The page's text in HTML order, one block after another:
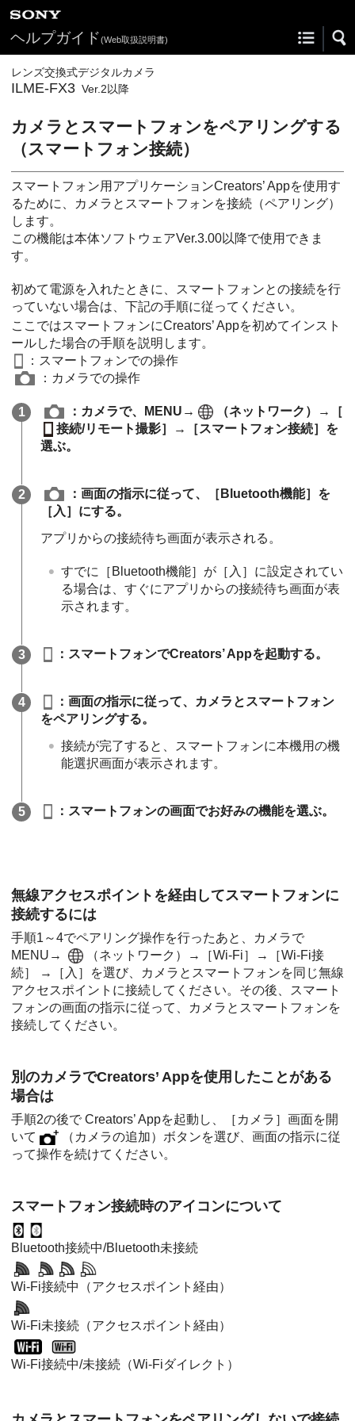
ヘルプガイド(Web取扱説明書)
レンズ交換式デジタルカメラ
ILME-FX3 Ver.2以降
カメラとスマートフォンをペアリングする
（スマートフォン接続）
スマートフォン用アプリケーションCreators’ Appを使用す
るために、カメラとスマートフォンを接続（ペアリング）
します。
この機能は本体ソフトウェアVer.3.00以降で使用できま
す。
初めて電源を入れたときに、スマートフォンとの接続を行
っていない場合は、下記の手順に従ってください。
ここではスマートフォンにCreators’ Appを初めてインスト
ールした場合の手順を説明します。
：スマートフォンでの操作
：カメラでの操作
：カメラで、 MENU → （ネットワーク ）→
［
接続/リモート撮影］
→ ［スマートフォン接続］ を
選ぶ。
：画面の指示に従って、 ［Bluetooth機能］ を
［入］ にする。
アプリからの接続待ち画面が表示される。
すでに ［Bluetooth機能］ が ［入］ に設定されてい
る場合は、すぐにアプリからの接続待ち画面が表
示されます。
：スマートフォンでCreators’ Appを起動する。
：画面の指示に従って、カメラとスマートフォン
をペアリングする。
接続が完了すると、スマートフォンに本機用の機
能選択画面が表示されます。
：スマートフォンの画面でお好みの機能を選ぶ。
無線アクセスポイントを経由してスマートフォンに
接続するには
手順1～4でペアリング操作を行ったあと、カメラで
MENU→
（ネットワーク ）→ ［Wi-Fi］ →
［Wi-Fi接
続］
→ ［入］
を選び、カメラとスマートフォンを同じ無線
アクセスポイントに接続してください。その後、スマート
フォンの画面の指示に従って、カメラとスマートフォンを
接続してください。
別のカメラでCreators’ Appを使用したことがある
場合は
手順2の後で Creators’ Appを起動し、 ［カメラ］ 画面を開
いて
（カメラの追加）ボタンを選び、画面の指示に従
って操作を続けてください。
スマートフォン接続時のアイコンについて
Bluetooth接続中/Bluetooth未接続
Wi-Fi接続中（アクセスポイント経由）
Wi-Fi未接続（アクセスポイント経由）
Wi-Fi接続中/未接続（Wi-Fiダイレクト）